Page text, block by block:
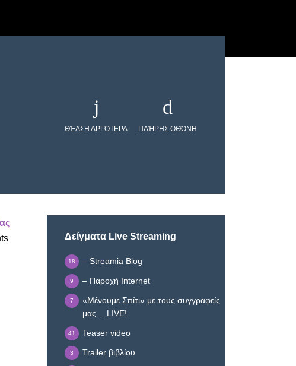
ΘΈΑΣΗ ΑΡΓΌΤΕΡΑ ΠΛΉΡΗΣ ΟΘΌΝΗ
Δείγματα Live Streaming
– Streamia Blog
18
– Παροχή Internet
9
«Μένουμε Σπίτι» με τους συγγραφείς
μας… LIVE!
7
Teaser video
41
Trailer βιβλίου
3